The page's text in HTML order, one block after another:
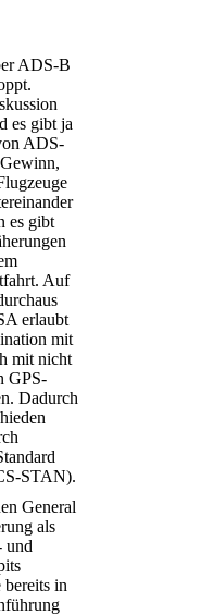
ADS-B
es gibt ja
ADS-
es gibt
Auf
erlaubt
mit
mit nicht
GPS-
Dadurch
STAN).
General
als
und
in